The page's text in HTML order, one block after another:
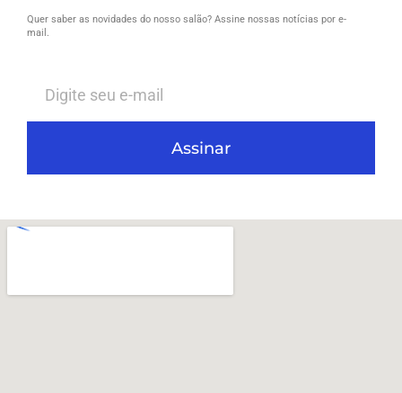
Quer saber as novidades do nosso salão? Assine nossas notícias por e-
mail.
Assinar